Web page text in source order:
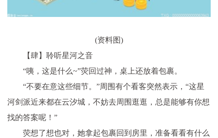
(资料图)
【肆】聆听星河之音
“咦，这是什么~”荧回过神，桌上还放着包裹。
“不要在意这些细节。”周围有个看客突然表示，“这星
河剑派近来都在云汐城，不妨去周围逛逛，总是能够有你想
找的答案呢！”
荧想了想也对，她拿起包裹回到房里，准备看看有什么